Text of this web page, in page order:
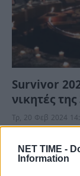
NET TIME -
Information
Survivor
νικητές
Τρ, 20 Φεβ 2024
Με εντάσεις
νησιού, καθώς